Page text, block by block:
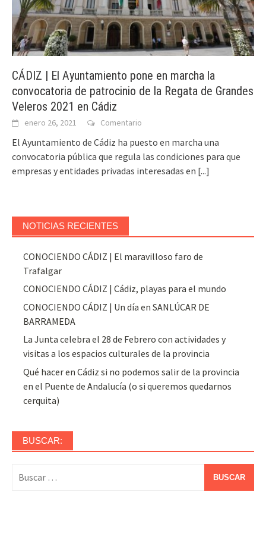
CÁDIZ | El Ayuntamiento pone en marcha la
convocatoria de patrocinio de la Regata de Grandes
Veleros 2021 en Cádiz
enero 26, 2021 Comentario
El Ayuntamiento de Cádiz ha puesto en marcha una
convocatoria pública que regula las condiciones para que
empresas y entidades privadas interesadas en [...]
NOTICIAS RECIENTES
CONOCIENDO CÁDIZ | El maravilloso faro de
Trafalgar
CONOCIENDO CÁDIZ | Cádiz, playas para el mundo
CONOCIENDO CÁDIZ | Un día en SANLÚCAR DE
BARRAMEDA
La Junta celebra el 28 de Febrero con actividades y
visitas a los espacios culturales de la provincia
Qué hacer en Cádiz si no podemos salir de la provincia
en el Puente de Andalucía (o si queremos quedarnos
cerquita)
BUSCAR: